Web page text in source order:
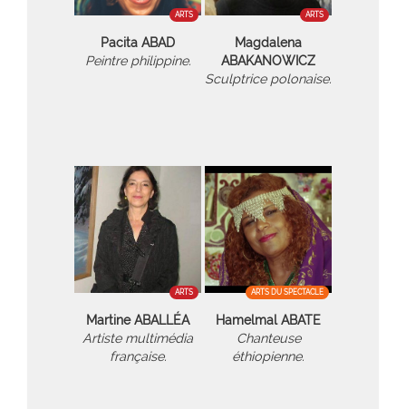
ARTS
Pacita ABAD
Peintre philippine.
ARTS
Magdalena
ABAKANOWICZ
Sculptrice polonaise.
ARTS
Martine ABALLÉA
Artiste multimédia
française.
ARTS DU SPECTACLE
Hamelmal ABATE
Chanteuse
éthiopienne.